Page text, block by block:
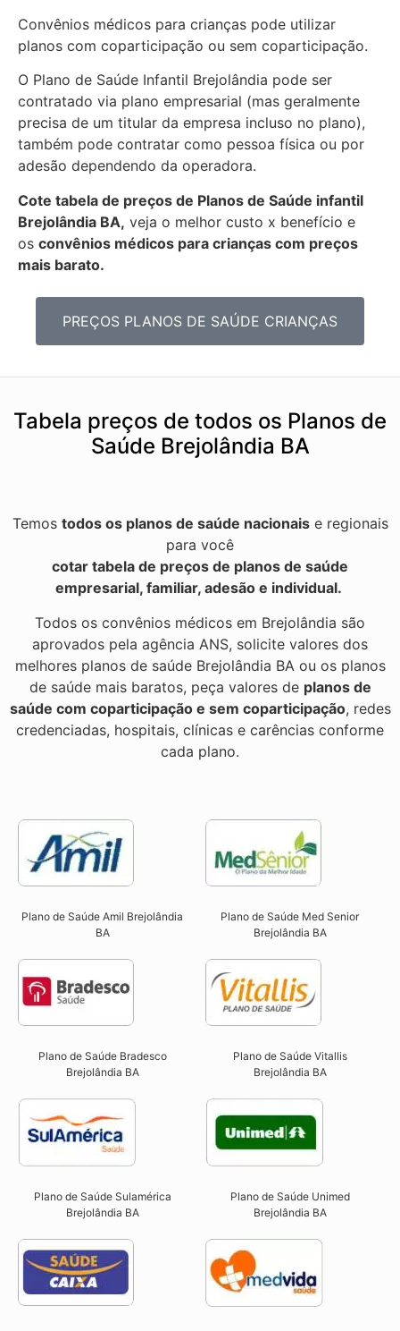
Convênios médicos para crianças pode utilizar
planos com coparticipação ou sem coparticipação.
O Plano de Saúde Infantil Brejolândia pode ser
contratado via plano empresarial (mas geralmente
precisa de um titular da empresa incluso no plano),
também pode contratar como pessoa física ou por
adesão dependendo da operadora.
Cote tabela de preços de Planos de Saúde infantil
Brejolândia BA, veja o melhor custo x benefício e
os convênios médicos para crianças com preços
mais barato.
PREÇOS PLANOS DE SAÚDE CRIANÇAS
Tabela preços de todos os Planos de
Saúde Brejolândia BA
Temos todos os planos de saúde nacionaise regionais
para você
cotar tabela de preços de planos de saúde
empresarial, familiar, adesão e individual.
Todos os convênios médicos em Brejolândia são
aprovados pela agência ANS, solicite valores dos
melhores planos de saúde Brejolândia BA ou os planos
de saúde mais baratos, peça valores de planos de
saúde com coparticipação e sem coparticipação, redes
credenciadas, hospitais, clínicas e carências conforme
cada plano.
Plano de Saúde Amil Brejolândia
BA
Plano de Saúde Med Senior
Brejolândia BA
Plano de Saúde Bradesco
Brejolândia BA
Plano de Saúde Vitallis
Brejolândia BA
Plano de Saúde Sulamérica
Brejolândia BA
Plano de Saúde Unimed
Brejolândia BA